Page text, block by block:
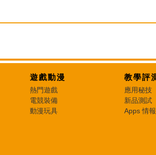
遊戲動漫
熱門遊戲
電競裝備
動漫玩具
教學評
應用秘技
新品測試
Apps 情報